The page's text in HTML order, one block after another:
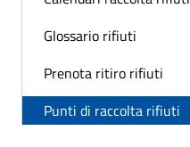
Glossario rifiuti
Prenota ritiro rifiuti
Punti di raccolta rifiuti